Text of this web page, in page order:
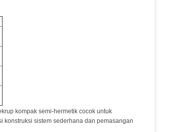
kompak semi-hermetik cocok untuk
konstruksi sistem sederhana dan pemasangan